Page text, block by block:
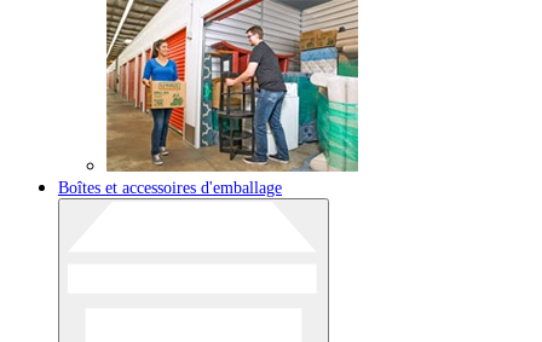
Boîtes et accessoires d'emballage